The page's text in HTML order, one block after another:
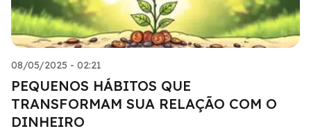
08/05/2025 - 02:21
PEQUENOS HÁBITOS QUE
TRANSFORMAM SUA RELAÇÃO COM O
DINHEIRO